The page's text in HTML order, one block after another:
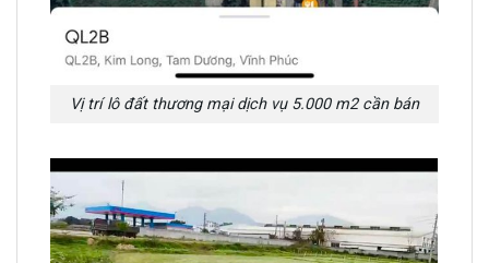
Vị trí lô đất thương mại dịch vụ 5.000 m2 cần bán